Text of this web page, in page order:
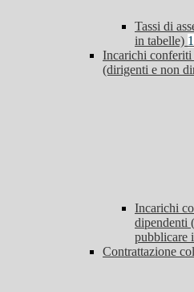
Tassi di
in tabelle)
Incarichi conferiti
(dirigenti e non
Incarichi
dipendenti
pubblicare
Contrattazione